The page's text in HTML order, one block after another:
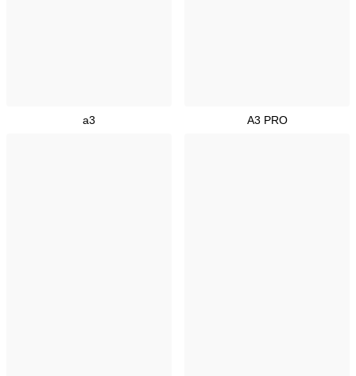
a3 A3 PRO